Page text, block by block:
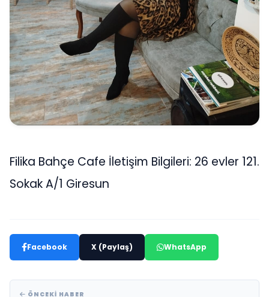
Filika Bahçe Cafe İletişim Bilgileri: 26 evler 121.
Sokak A/1 Giresun
Facebook X (Paylaş) WhatsApp
ÖNCEKI HABER